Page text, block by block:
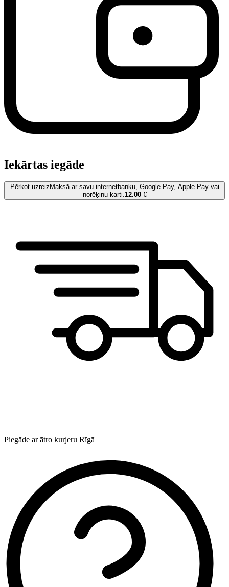
Iekārtas iegāde
Pērkot uzreiz Maksā ar savu internetbanku, Google Pay, Apple Pay vai
norēķinu karti.12.00€
Piegāde ar ātro kurjeru Rīgā